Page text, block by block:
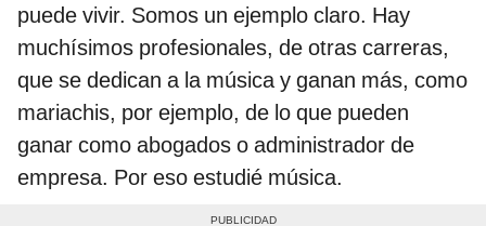
puede vivir. Somos un ejemplo claro. Hay
muchísimos profesionales, de otras carreras,
que se dedican a la música y ganan más, como
mariachis, por ejemplo, de lo que pueden
ganar como abogados o administrador de
empresa. Por eso estudié música.